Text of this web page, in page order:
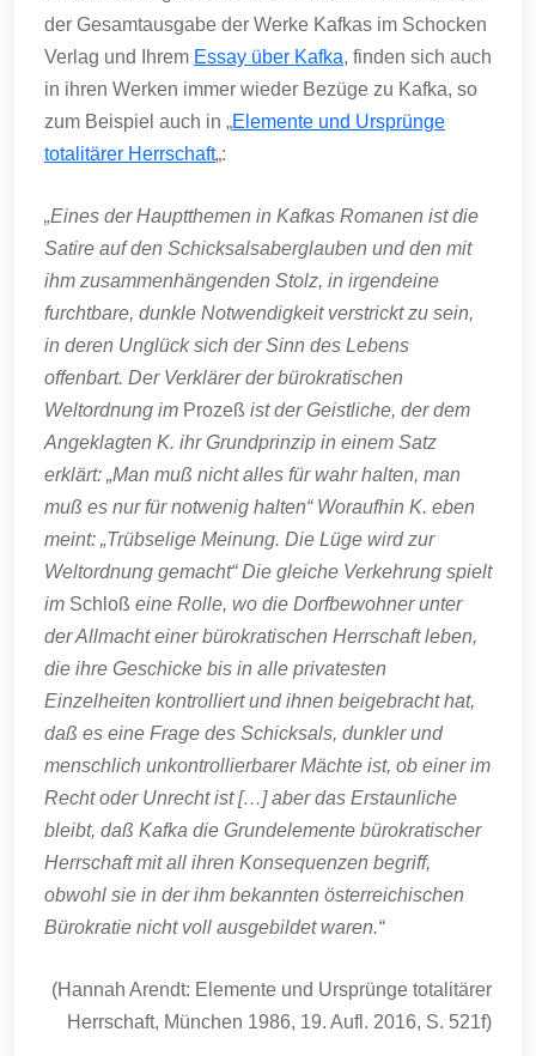
der Gesamtausgabe der Werke Kafkas im Schocken
Verlag und Ihrem Essay über Kafka, finden sich auch
in ihren Werken immer wieder Bezüge zu Kafka, so
zum Beispiel auch in „Elemente und Ursprünge
totalitärer Herrschaft„:
„Eines der Hauptthemen in Kafkas Romanen ist die
Satire auf den Schicksalsaberglauben und den mit
ihm zusammenhängenden Stolz, in irgendeine
furchtbare, dunkle Notwendigkeit verstrickt zu sein,
in deren Unglück sich der Sinn des Lebens
offenbart. Der Verklärer der bürokratischen
Weltordnung im Prozeß ist der Geistliche, der dem
Angeklagten K. ihr Grundprinzip in einem Satz
erklärt: „Man muß nicht alles für wahr halten, man
muß es nur für notwenig halten“ Woraufhin K. eben
meint: „Trübselige Meinung. Die Lüge wird zur
Weltordnung gemacht“ Die gleiche Verkehrung spielt
im Schloß eine Rolle, wo die Dorfbewohner unter
der Allmacht einer bürokratischen Herrschaft leben,
die ihre Geschicke bis in alle privatesten
Einzelheiten kontrolliert und ihnen beigebracht hat,
daß es eine Frage des Schicksals, dunkler und
menschlich unkontrollierbarer Mächte ist, ob einer im
Recht oder Unrecht ist […] aber das Erstaunliche
bleibt, daß Kafka die Grundelemente bürokratischer
Herrschaft mit all ihren Konsequenzen begriff,
obwohl sie in der ihm bekannten österreichischen
Bürokratie nicht voll ausgebildet waren.“
(Hannah Arendt: Elemente und Ursprünge totalitärer
Herrschaft, München 1986, 19. Aufl. 2016, S. 521f)